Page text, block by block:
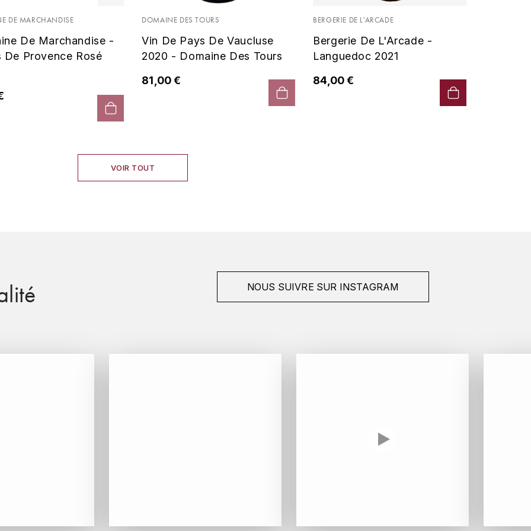
DE MARCHANDISE
De Marchandise -
De Provence Rosé
DOMAINE DES TOURS
Vin De Pays De Vaucluse
2020 - Domaine Des Tours
81,00 €
BERGERIE DE L'ARCADE
Bergerie De L'Arcade -
Languedoc 2021
84,00 €
VOIR TOUT
NOUS SUIVRE SUR INSTAGRAM